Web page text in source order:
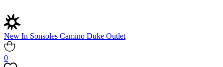
New In Sonsoles Camino Duke Outlet
0